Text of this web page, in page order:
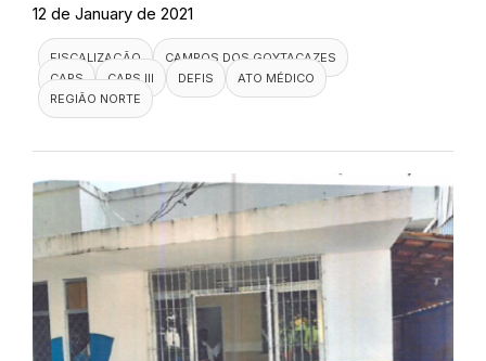
12 de January de 2021
FISCALIZAÇÃO
CAMPOS DOS GOYTACAZES
CAPS
CAPS III DEFIS
ATO MÉDICO
REGIÃO NORTE